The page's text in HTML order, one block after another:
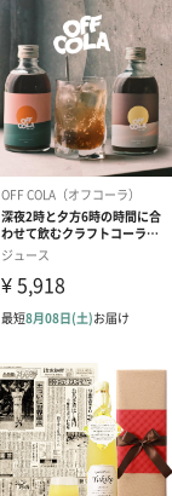
素材のおいしさ